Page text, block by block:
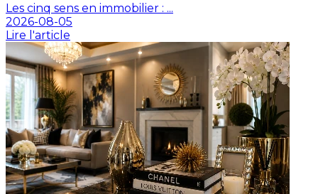
Les cinq sens en immobilier : ...
2026-08-05
Lire l'article